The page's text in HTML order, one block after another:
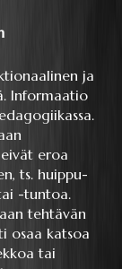
ja
Informaatio
eroa
ts. huippu-
-tuntoa.
tehtävän
osaa katsoa
tai